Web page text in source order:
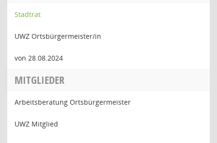
Stadtrat
UWZ Ortsbürgermeister/in
von 28.08.2024
MITGLIEDER
Arbeitsberatung Ortsbürgermeister
UWZ Mitglied